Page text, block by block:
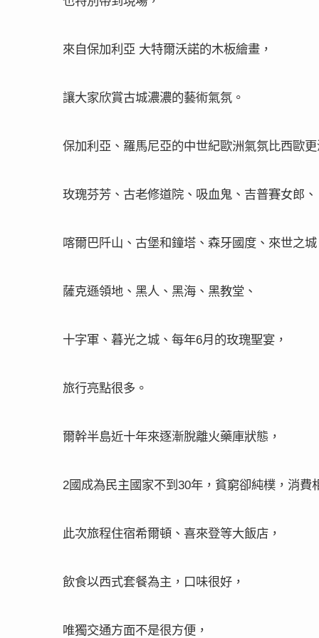
來自保加利亞 大特爾沃諾的木板繪畫，
讓大家欣賞古城濃濃的藝術氣氛。
保加利亞、羅馬尼亞的中世紀歐洲氣氛比西歐更
玫瑰芬芳、古老修道院、吸血鬼、吉普賽女郎、
喀爾巴阡山、古堡和鐘塔、森牙國度、來世之城
薩克遜領地、黑人、黑海、黑教堂、
十字軍、暮光之城、每年6月的玫瑰聖宴，
旅行亮點很多。
爾幹半島近十年來逐漸脫離火藥庫狀態，
2國成為民主國家不到30年，貧窮卻純樸，消費
此次旅程住宿希爾頓、喜來登等大飯店，
飲食以西式套餐為主，口味很好，
唯獨交通方面不是很方便，